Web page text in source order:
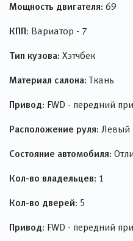
Мощность двигателя: 69
КПП: Вариатор - 7
Тип кузова: Хэтчбек
Материал салона: Ткань
Привод: FWD - передний
Расположение руля: Левый
Состояние автомобиля:
Кол-во владельцев: 1
Кол-во дверей: 5
Привод: FWD - передний